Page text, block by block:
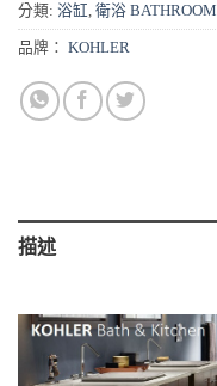
分類: 浴缸 , 衛浴 BATHROOM
品牌： KOHLER
描述